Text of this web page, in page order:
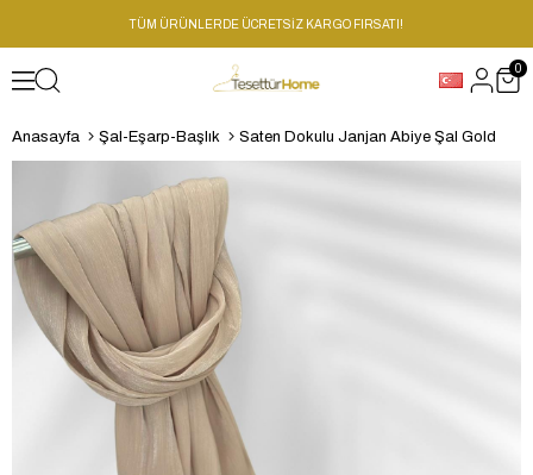
TÜM ÜRÜNLERDE ÜCRETSİZ KARGO FIRSATI!
0
Anasayfa Şal-Eşarp-Başlık Saten Dokulu Janjan Abiye Şal Gold